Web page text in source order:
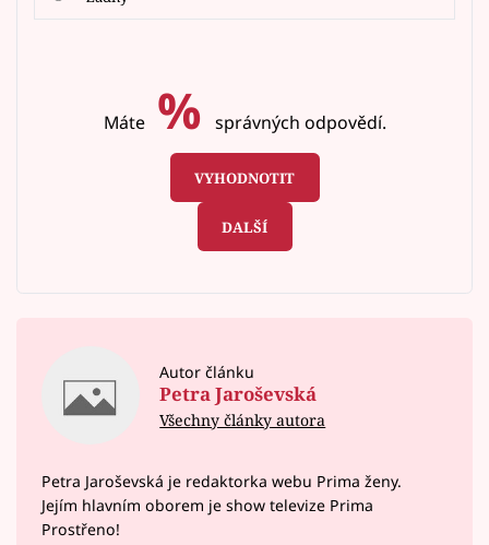
Máte % správných odpovědí.
VYHODNOTIT
DALŠÍ
Autor článku
Petra Jaroševská
Všechny články autora
Petra Jaroševská je redaktorka webu Prima ženy.
Jejím hlavním oborem je show televize Prima
Prostřeno!